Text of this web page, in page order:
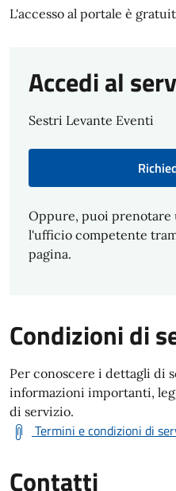
L'accesso al portale è
Accedi al
Sestri Levante Eventi
Oppure, puoi prenotare
l'ufficio competente
pagina.
Condizioni di
Per conoscere i dettagli di
informazioni importanti,
di servizio.
Termini e condizioni di
Contatti